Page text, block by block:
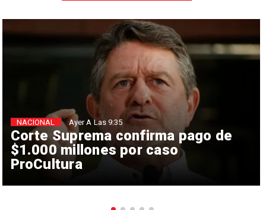
Corte Suprema confirma pago de
$1.000 millones por caso
ProCultura
NACIONAL Ayer A Las 9:35